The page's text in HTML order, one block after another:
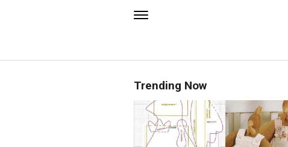
Trending Now